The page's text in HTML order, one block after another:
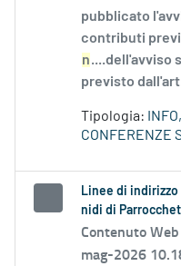
pubblicato
contributi
n....dell'avviso
previsto
Tipologia:
CONFERENZE
Linee di
nidi di
Contenuto
mag-2026